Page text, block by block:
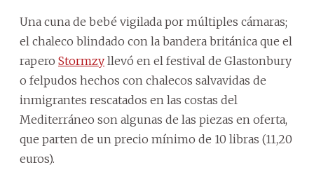
Una cuna de bebé vigilada por múltiples cámaras;
el chaleco blindado con la bandera británica que el
rapero Stormzy llevó en el festival de Glastonbury
o felpudos hechos con chalecos salvavidas de
inmigrantes rescatados en las costas del
Mediterráneo son algunas de las piezas en oferta,
que parten de un precio mínimo de 10 libras (11,20
euros).